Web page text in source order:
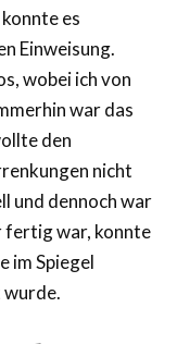
es
Einweisung.
wobei ich von
war das
den
nicht
und dennoch war
fertig war, konnte
im Spiegel
wurde.